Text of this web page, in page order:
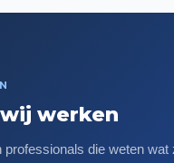
werken
professionals die weten wat